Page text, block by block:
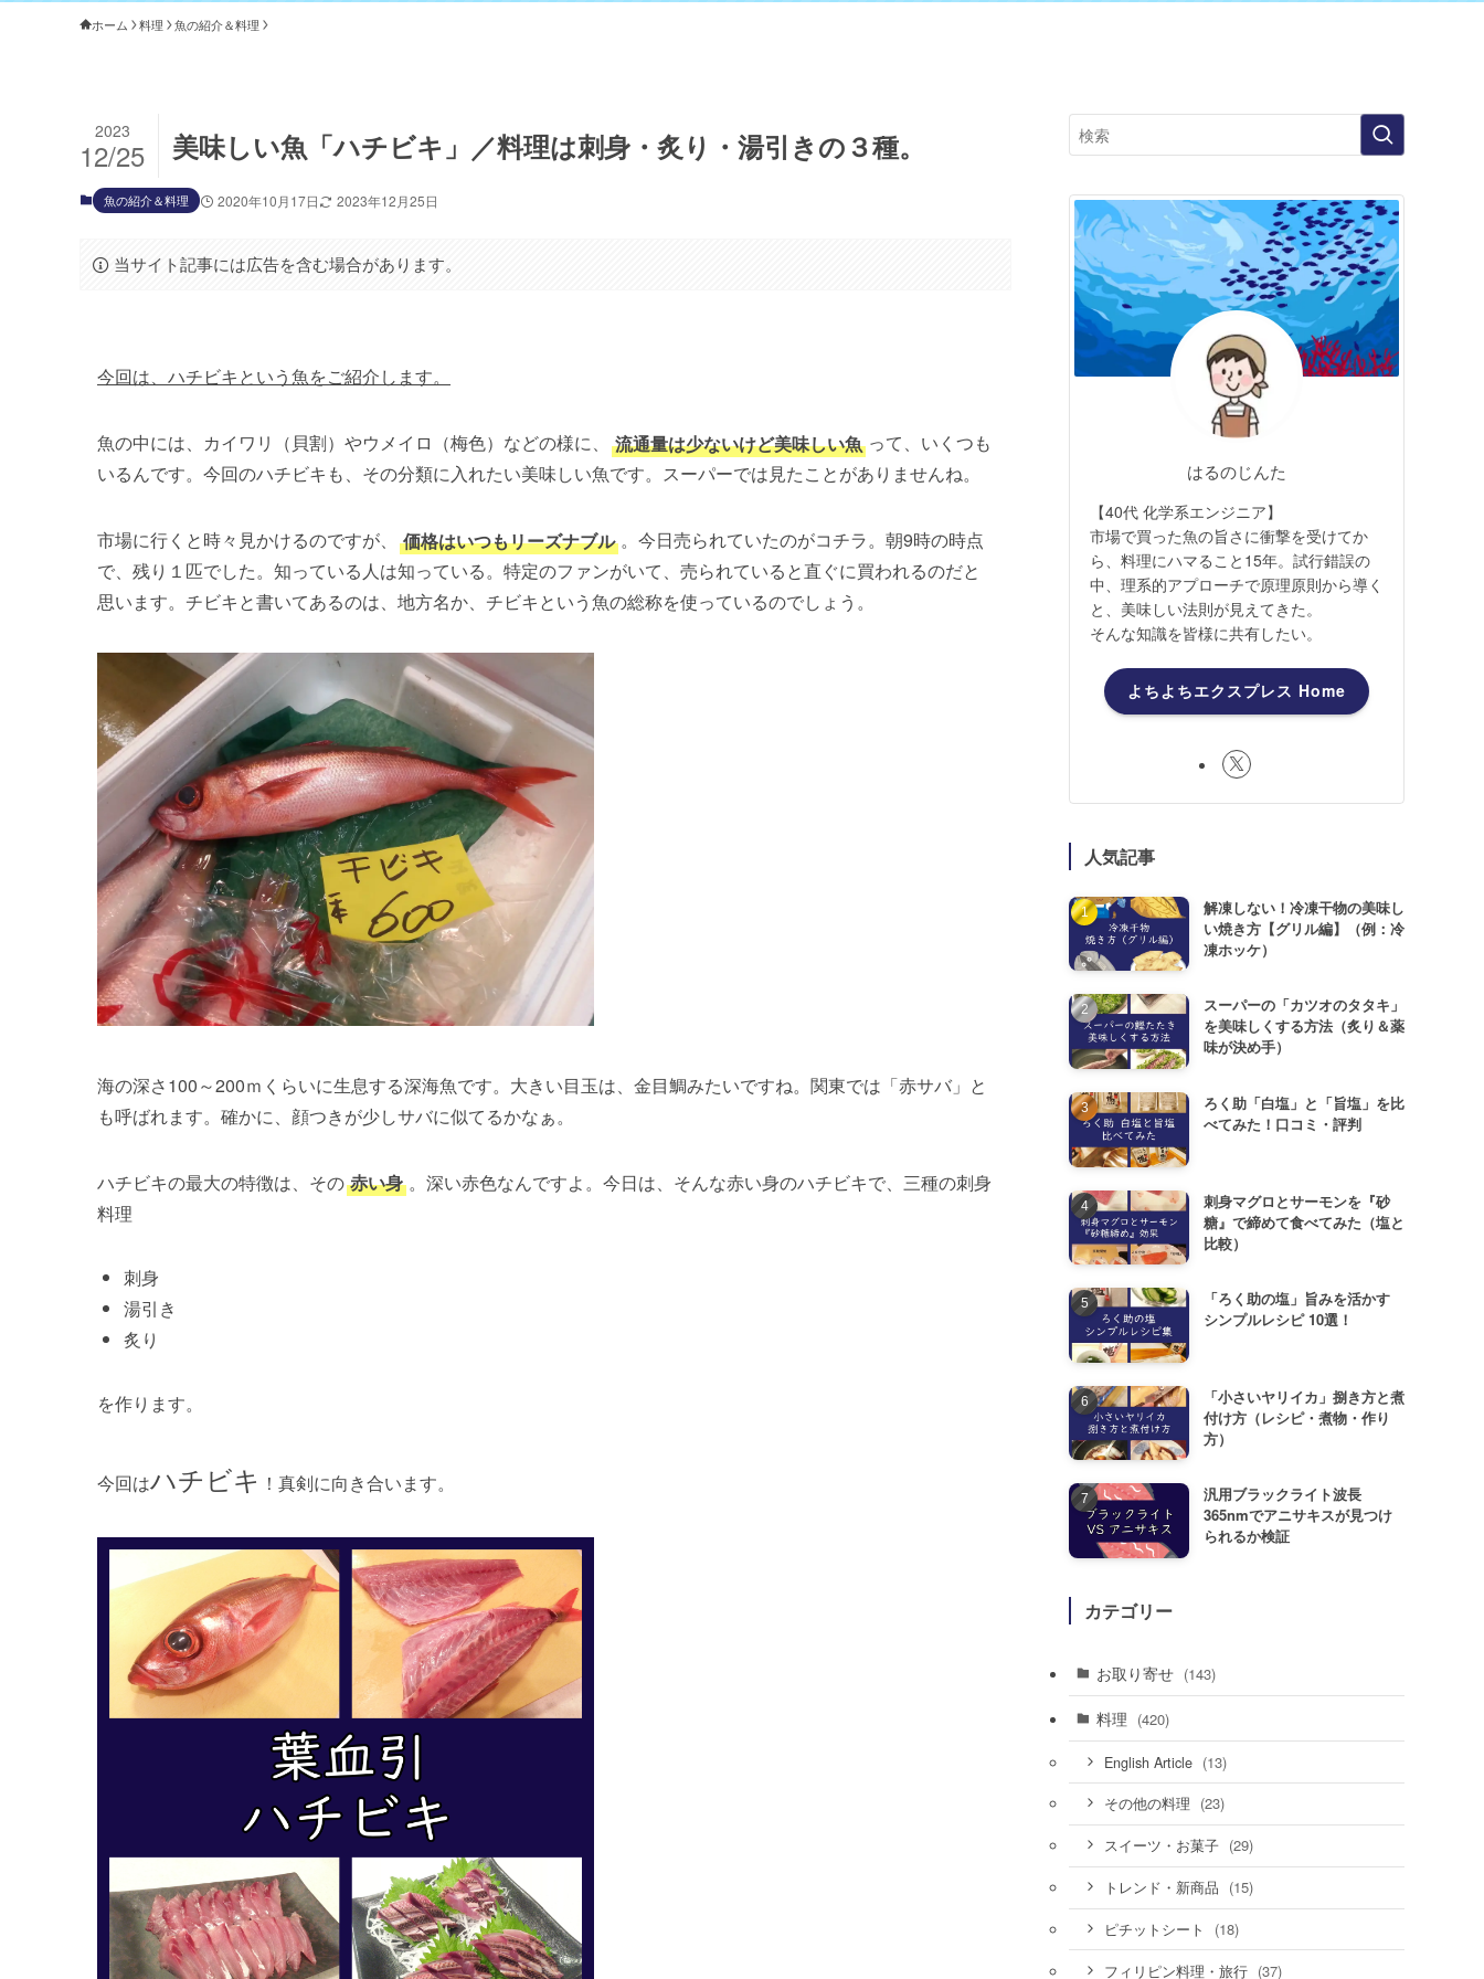
ホーム 料理 魚の紹介＆料理
美味しい魚「ハチビキ」／料理は刺身・炙り・湯引きの３種。
2023
12/25
魚の紹介＆料理 2020年10月17日 2023年12月25日
当サイト記事には広告を含む場合があります。
今回は、ハチビキという魚をご紹介します。
魚の中には、カイワリ（貝割）やウメイロ（梅色）などの様に、 流通量は少ないけど美味しい魚 って、いくつも
いるんです。今回のハチビキも、その分類に入れたい美味しい魚です。スーパーでは見たことがありませんね。
市場に行くと時々見かけるのですが、 価格はいつもリーズナブル 。今日売られていたのがコチラ。朝9時の時点
で、残り１匹でした。知っている人は知っている。特定のファンがいて、売られていると直ぐに買われるのだと
思います。チビキと書いてあるのは、地方名か、チビキという魚の総称を使っているのでしょう。
海の深さ100～200ｍくらいに生息する深海魚です。大きい目玉は、金目鯛みたいですね。関東では「赤サバ」と
も呼ばれます。確かに、顔つきが少しサバに似てるかなぁ。
ハチビキの最大の特徴は、その 赤い身 。深い赤色なんですよ。今日は、そんな赤い身のハチビキで、三種の刺身
料理
刺身
湯引き
炙り
を作ります。
今回はハチビキ ！真剣に向き合います。
はるのじんた
【40代 化学系エンジニア】
市場で買った魚の旨さに衝撃を受けてか
ら、料理にハマること15年。試行錯誤の
中、理系的アプローチで原理原則から導く
と、美味しい法則が見えてきた。
そんな知識を皆様に共有したい。
よちよちエクスプレス Home
人気記事
解凍しない！冷凍干物の美味し
い焼き方【グリル編】（例：冷
凍ホッケ）
スーパーの「カツオのタタキ」
を美味しくする方法（炙り＆薬
味が決め手）
ろく助「白塩」と「旨塩」を比
べてみた！口コミ・評判
刺身マグロとサーモンを『砂
糖』で締めて食べてみた（塩と
比較）
「ろく助の塩」旨みを活かす
シンプルレシピ 10選！
「小さいヤリイカ」捌き方と煮
付け方（レシピ・煮物・作り
方）
汎用ブラックライト波長
365nmでアニサキスが見つけ
られるか検証
カテゴリー
お取り寄せ (143)
料理 (420)
English Article (13)
その他の料理 (23)
スイーツ・お菓子 (29)
トレンド・新商品 (15)
ピチットシート (18)
フィリピン料理・旅行 (37)